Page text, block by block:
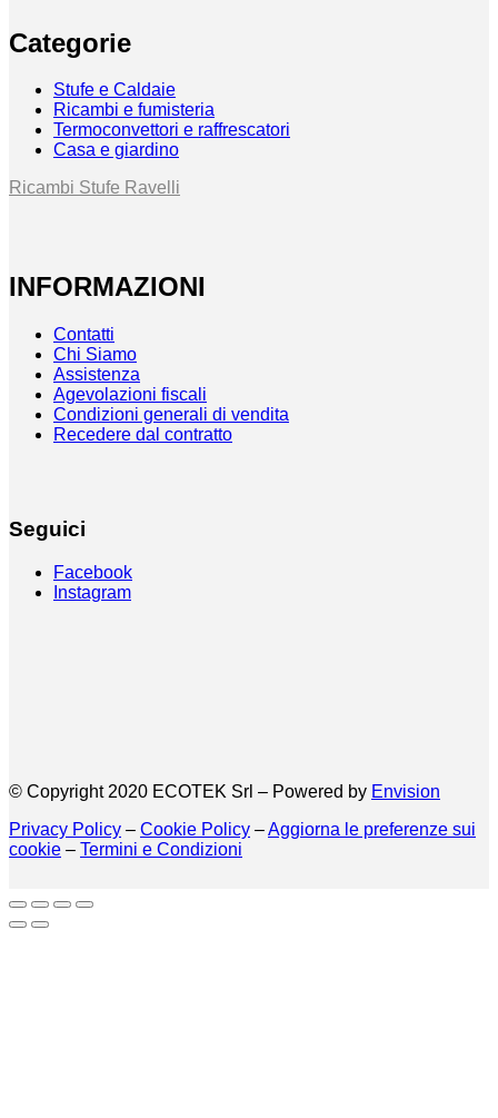
Categorie
Stufe e Caldaie
Ricambi e fumisteria
Termoconvettori e raffrescatori
Casa e giardino
Ricambi Stufe Ravelli
INFORMAZIONI
Contatti
Chi Siamo
Assistenza
Agevolazioni fiscali
Condizioni generali di vendita
Recedere dal contratto
Seguici
Facebook
Instagram
© Copyright 2020 ECOTEK Srl – Powered by Envision
Privacy Policy – Cookie Policy –Aggiorna le preferenze sui
cookie – Termini e Condizioni